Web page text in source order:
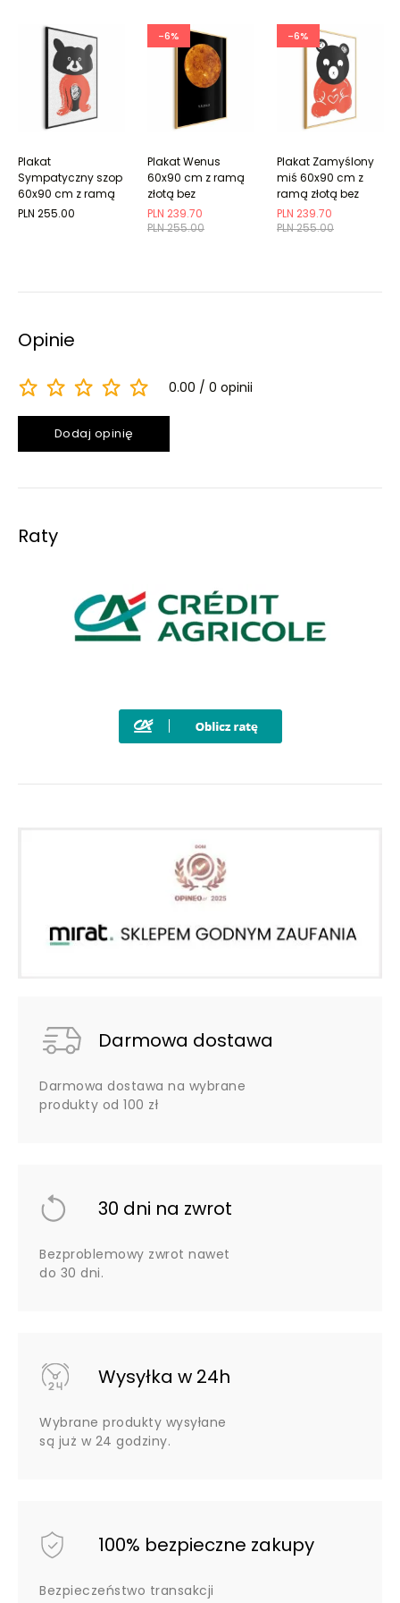
PLN 255.00
Plakat
Sympatyczny szop
60x90 cm z ramą
czarną bez
-6%
PLN 255.00
PLN 239.70
Plakat Wenus
60x90 cm z ramą
złotą bez
marginesu
-6%
PLN 255.00
PLN 239.70
Plakat Zamyślony
miś 60x90 cm z
ramą złotą bez
marginesu
Opinie
0.00 0 opinii
Dodaj opinię
Raty
Darmowa dostawa
Darmowa dostawa na wybrane
produkty od 100 zł
30 dni na zwrot
Bezproblemowy zwrot nawet
do 30 dni.
Wysyłka w 24h
Wybrane produkty wysyłane
są już w 24 godziny.
100% bezpieczne zakupy
Bezpieczeństwo transakcji